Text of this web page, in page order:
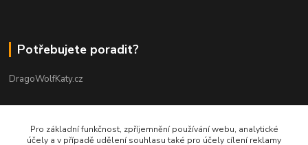
Potřebujete poradit?
DragoWolfKaty.cz
DragoWolfKaty@seznam.cz
Pro základní funkčnost, zpříjemnění používání webu, analytické
účely a v případě udělení souhlasu také pro účely cílení reklamy